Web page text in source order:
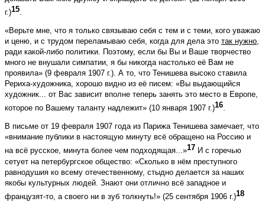
г.)15
«Верьте мне, что я только связываю себя с тем и с теми, кого уважаю
и ценю, и с трудом переламываю себя, когда для дела это так нужно
ради какой-либо политики. Поэтому, если бы Вы и Ваше творчество
много не внушали симпатии, я бы никогда настолько её Вам не
проявила» (9 февраля 1907 г.). А то, что Тенишева высоко ставила
Рериха-художника, хорошо видно из её писем: «Вы выдающийся
художник... от Вас зависит вполне теперь занять это место в Европе,
которое по Вашему таланту надлежит» (10 января 1907 г.)16.
В письме от 19 февраля 1907 года из Парижа Тенишева замечает, что
«внимание публики в настоящую минуту всё обращено на Россию и
на всё русское, минута более чем подходящая...»17 И с горечью
сетует на петербургское общество: «Сколько в нём преступного
равнодушия ко всему отечественному, стыдно делается за наших
якобы культурных людей. Знают они отлично всё западное и
французят-то, а своего ни в зуб толкнуть!» (25 сентября 1906 г.)18